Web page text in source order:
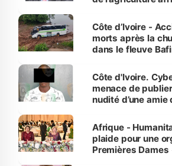
Côte d’Ivoire -
morts après la
dans le fleuve
des Transports
Côte d'Ivoire.
menace de
nudité d’une
Afrique -
plaide pour une
Premières